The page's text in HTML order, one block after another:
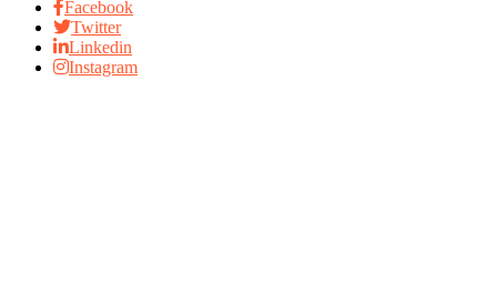
Facebook
Twitter
Linkedin
Instagram